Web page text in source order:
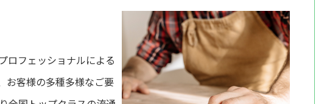
ロフェッショナルによる
お客様の多種多様なご要